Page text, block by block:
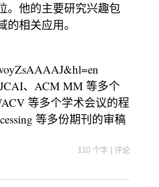
。他的主要研究兴趣包
相关应用。
、ACM MM 等多个
等多个学术会议的程
等多份期刊的审稿
110 个字 评论